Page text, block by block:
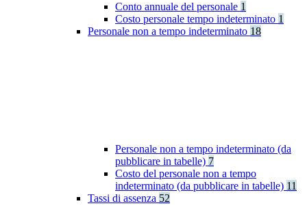
Conto annuale del personale 1
Costo personale tempo indeterminato 1
Personale non a tempo indeterminato 18
Personale non a tempo indeterminato (da
pubblicare in tabelle) 7
Costo del personale non a tempo
indeterminato (da pubblicare in tabelle) 11
Tassi di assenza 52